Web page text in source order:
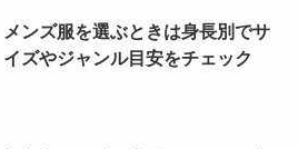
メンズ服を選ぶときは身長別でサ
イズやジャンル目安をチェック